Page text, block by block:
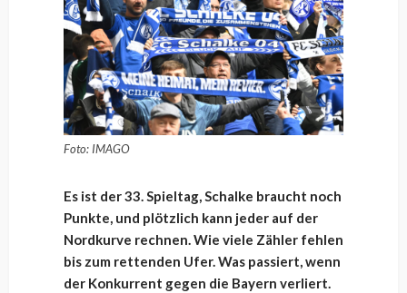
Foto: IMAGO
Es ist der 33. Spieltag, Schalke braucht noch
Punkte, und plötzlich kann jeder auf der
Nordkurve rechnen. Wie viele Zähler fehlen
bis zum rettenden Ufer. Was passiert, wenn
der Konkurrent gegen die Bayern verliert.